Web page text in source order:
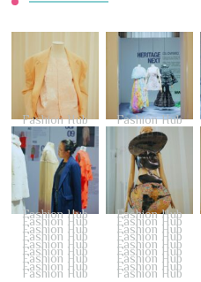
Fashion Hub Fashion Hub
Fashion Hub Fashion Hub
Fashion Hub Fashion Hub
Fashion Hub Fashion Hub
Fashion Hub Fashion Hub
Fashion Hub Fashion Hub
Fashion Hub Fashion Hub
Fashion Hub Fashion Hub
Fashion Hub Fashion Hub
Fashion Hub Fashion Hub